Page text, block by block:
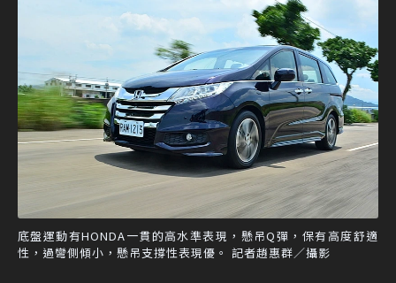
底盤運動有HONDA一貫的高水準表現，懸吊Q彈，保有高度舒適
性，過彎側傾小，懸吊支撐性表現優。 記者趙惠群／攝影